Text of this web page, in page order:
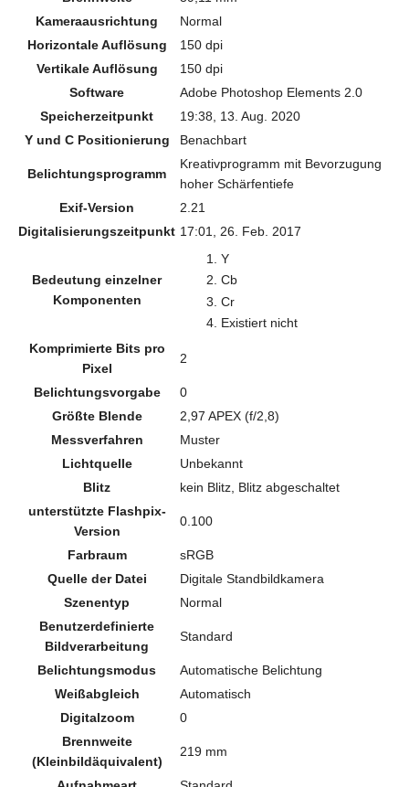
Kameraausrichtung
Normal
Horizontale Auflösung
150 dpi
Vertikale Auflösung
150 dpi
Software
Adobe Photoshop Elements 2.0
Speicherzeitpunkt
19:38, 13. Aug. 2020
Y und C Positionierung
Benachbart
Belichtungsprogramm
Kreativprogramm mit Bevorzugung
hoher Schärfentiefe
Exif-Version
2.21
Digitalisierungszeitpunkt 17:01, 26. Feb. 2017
Bedeutung einzelner
Komponenten
Y
Cb
Cr
Existiert nicht
Komprimierte Bits pro
Pixel
2
Belichtungsvorgabe
0
Größte Blende
2,97 APEX (f/2,8)
Messverfahren
Muster
Lichtquelle
Unbekannt
Blitz
kein Blitz, Blitz abgeschaltet
unterstützte Flashpix-
Version
0.100
Farbraum
sRGB
Quelle der Datei
Digitale Standbildkamera
Szenentyp
Normal
Benutzerdefinierte
Bildverarbeitung
Standard
Belichtungsmodus
Automatische Belichtung
Weißabgleich
Automatisch
Digitalzoom
0
Brennweite
(Kleinbildäquivalent)
219 mm